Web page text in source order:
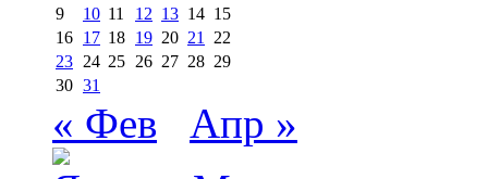
9
10 11 12 13 14 15
16 17 18 19 20 21
22
23 24 25 26 27 28 29
30 31
« Фев Апр »